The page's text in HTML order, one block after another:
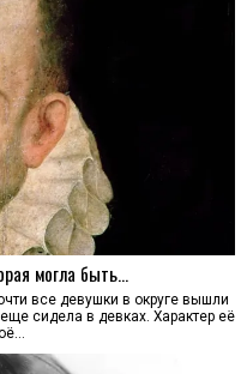
могла быть…
все девушки в округе вышли
сидела в девках. Характер её